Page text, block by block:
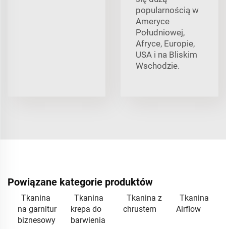
popularnością w
Ameryce
Południowej,
Afryce, Europie,
USA i na Bliskim
Wschodzie.
Powiązane kategorie produktów
Tkanina
na garnitur
biznesowy
Tkanina
krepa do
barwienia
Tkanina z
chrustem
Tkanina
Airflow